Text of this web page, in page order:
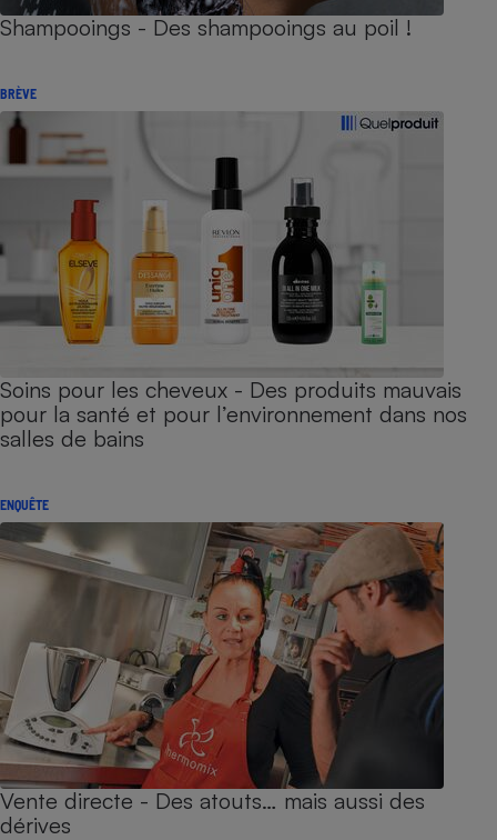
Shampooings - Des shampooings au poil !
BRÈVE
Soins pour les cheveux - Des produits mauvais
pour la santé et pour l’environnement dans nos
salles de bains
ENQUÊTE
Vente directe - Des atouts… mais aussi des
dérives